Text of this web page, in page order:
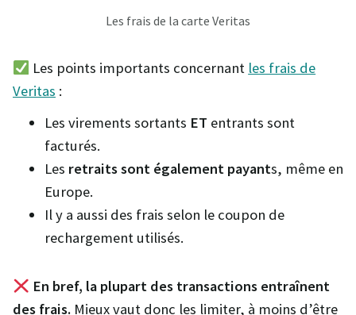
Les frais de la carte Veritas
Les points importants concernant les frais de
Veritas :
Les virements sortants ET entrants sont
facturés.
Les retraits sont également payants, même en
Europe.
Il y a aussi des frais selon le coupon de
rechargement utilisés.
En bref, la plupart des transactions entraînent
des frais. Mieux vaut donc les limiter, à moins d’être